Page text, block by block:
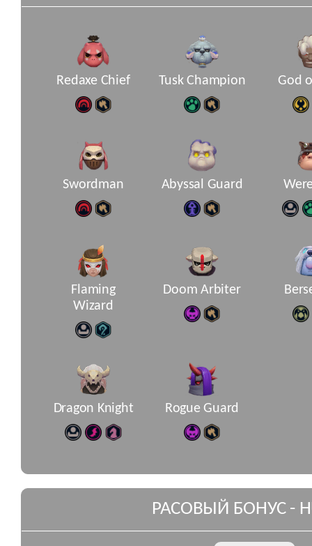
Redaxe Chief Tusk Champion God
Swordman Abyssal Guard
Flaming
Wizard
Doom Arbiter
Dragon Knight Rogue Guard
РАСОВЫЙ БОНУС -